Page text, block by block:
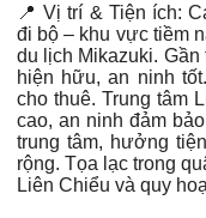
📍Vị trí & Tiện ích:
đi bộ – khu vực tiềm
du lịch Mikazuki.
hiện hữu, an ninh
cho thuê. Trung tâm
cao, an ninh đảm
trung tâm, hưởng
rộng. Tọa lạc trong
Liên Chiểu và quy